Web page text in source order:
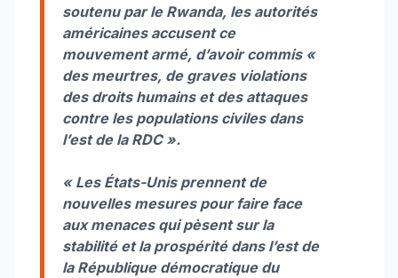
soutenu par le Rwanda, les autorités
américaines accusent ce
mouvement armé, d’avoir commis «
des meurtres, de graves violations
des droits humains et des attaques
contre les populations civiles dans
l’est de la RDC ».
« Les États-Unis prennent de
nouvelles mesures pour faire face
aux menaces qui pèsent sur la
stabilité et la prospérité dans l’est de
la République démocratique du